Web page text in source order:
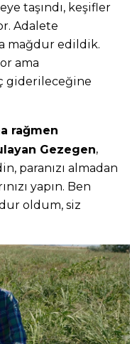
taşındı, keşifler
Adalete
mağdur edildik.
ama
giderileceğine
rağmen
Gezegen,
paranızı almadan
yapın. Ben
oldum, siz